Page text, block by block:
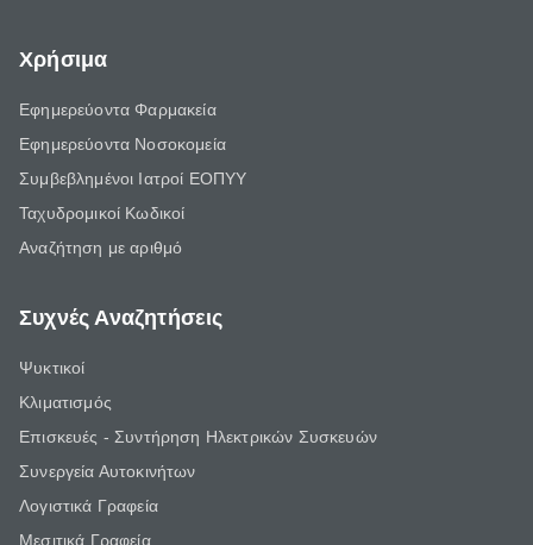
Χρήσιμα
Εφημερεύοντα Φαρμακεία
Εφημερεύοντα Νοσοκομεία
Συμβεβλημένοι Ιατροί ΕΟΠΥΥ
Ταχυδρομικοί Κωδικοί
Αναζήτηση με αριθμό
Συχνές Αναζητήσεις
Ψυκτικοί
Κλιματισμός
Επισκευές - Συντήρηση Ηλεκτρικών Συσκευών
Συνεργεία Αυτοκινήτων
Λογιστικά Γραφεία
Μεσιτικά Γραφεία